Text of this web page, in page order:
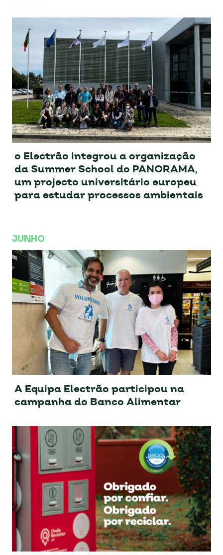
o Electrão integrou a organização
da Summer School do PANORAMA,
um projecto universitário europeu
para estudar processos ambientais
JUNHO
A Equipa Electrão participou na
campanha do Banco Alimentar